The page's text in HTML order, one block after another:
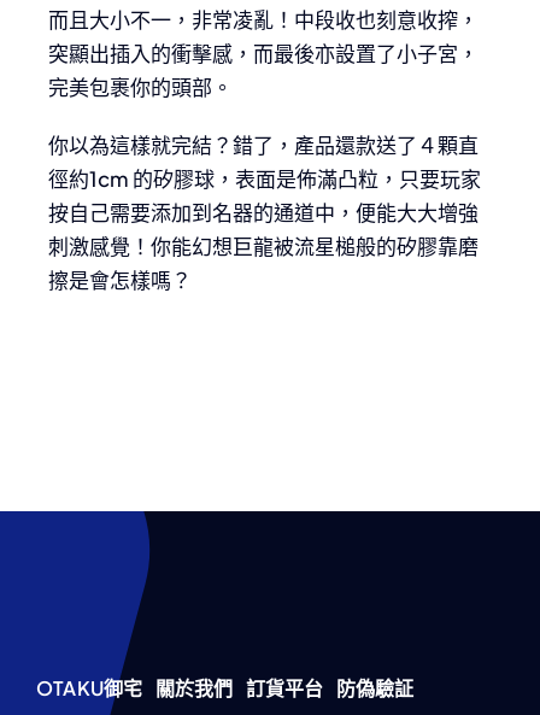
而且大小不一，非常凌亂！中段收也刻意收搾，
突顯出插入的衝擊感，而最後亦設置了小子宮，
完美包裹你的頭部。
你以為這樣就完結？錯了，產品還款送了４顆直
徑約1cm 的矽膠球，表面是佈滿凸粒，只要玩家
按自己需要添加到名器的通道中，便能大大增強
刺激感覺！你能幻想巨龍被流星槌般的矽膠靠磨
擦是會怎樣嗎？
OTAKU御宅 關於我們 訂貨平台 防偽驗証